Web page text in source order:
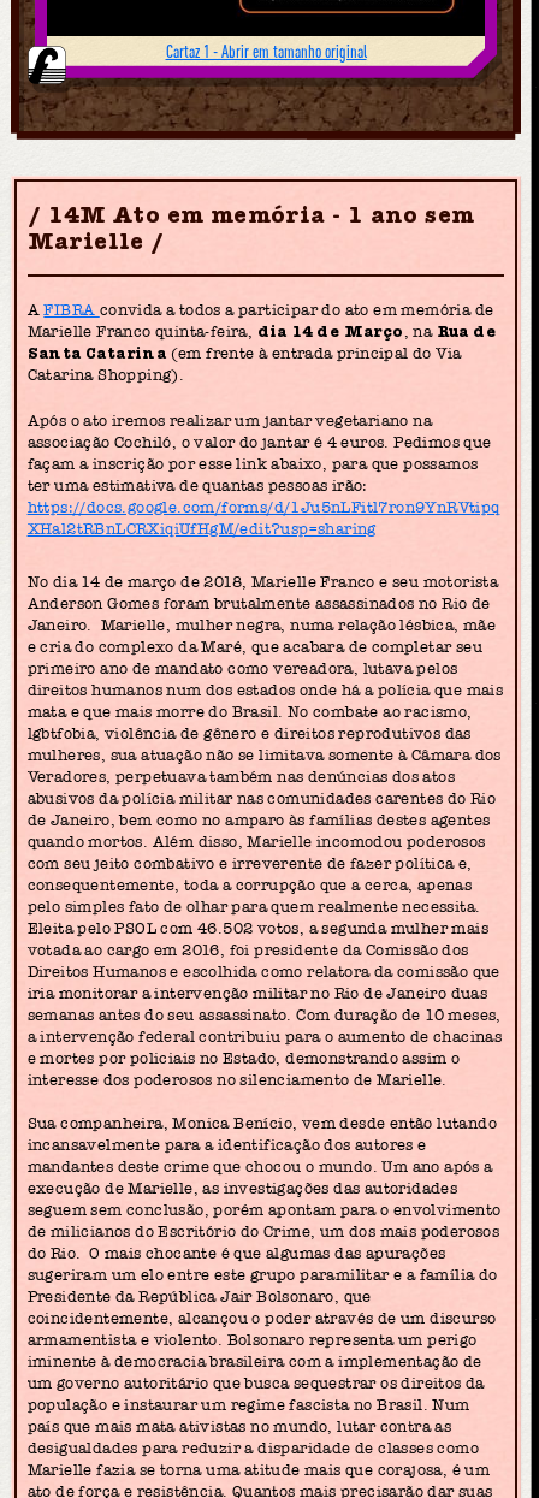
Cartaz 1 - Abrir em tamanho original
14M Ato em memória - 1 ano sem
Marielle
AFIBRA convida a todos a participar do ato em memória de
Marielle Franco quinta-feira, dia 14 de Março, na Rua de
Santa Catarina (em frente à entrada principal do Via
Catarina Shopping).
Após o ato iremos realizar um jantar vegetariano na
associação Cochiló, o valor do jantar é 4 euros. Pedimos que
façam a inscrição por esse link abaixo, para que possamos
ter uma estimativa de quantas pessoas irão:
https://docs.google.com/forms/d/1Ju5nLFitl7ron9YnRVtipq
XHal2tRBnLCRXiqiUfHgM/edit?usp=sharing
No dia 14 de março de 2018, Marielle Franco e seu motorista
Anderson Gomes foram brutalmente assassinados no Rio de
Janeiro. Marielle, mulher negra, numa relação lésbica, mãe
e cria do complexo da Maré, que acabara de completar seu
primeiro ano de mandato como vereadora, lutava pelos
direitos humanos num dos estados onde há a polícia que mais
mata e que mais morre do Brasil. No combate ao racismo,
lgbtfobia, violência de gênero e direitos reprodutivos das
mulheres, sua atuação não se limitava somente à Câmara dos
Veradores, perpetuava também nas denúncias dos atos
abusivos da polícia militar nas comunidades carentes do Rio
de Janeiro, bem como no amparo às famílias destes agentes
quando mortos. Além disso, Marielle incomodou poderosos
com seu jeito combativo e irreverente de fazer política e,
consequentemente, toda a corrupção que a cerca, apenas
pelo simples fato de olhar para quem realmente necessita.
Eleita pelo PSOL com 46.502 votos, a segunda mulher mais
votada ao cargo em 2016, foi presidente da Comissão dos
Direitos Humanos e escolhida como relatora da comissão que
iria monitorar a intervenção militar no Rio de Janeiro duas
semanas antes do seu assassinato. Com duração de 10 meses,
a intervenção federal contribuiu para o aumento de chacinas
e mortes por policiais no Estado, demonstrando assim o
interesse dos poderosos no silenciamento de Marielle.
Sua companheira, Monica Benício, vem desde então lutando
incansavelmente para a identificação dos autores e
mandantes deste crime que chocou o mundo. Um ano após a
execução de Marielle, as investigações das autoridades
seguem sem conclusão, porém apontam para o envolvimento
de milicianos do Escritório do Crime, um dos mais poderosos
do Rio. O mais chocante é que algumas das apurações
sugeriram um elo entre este grupo paramilitar e a família do
Presidente da República Jair Bolsonaro, que
coincidentemente, alcançou o poder através de um discurso
armamentista e violento. Bolsonaro representa um perigo
iminente à democracia brasileira com a implementação de
um governo autoritário que busca sequestrar os direitos da
população e instaurar um regime fascista no Brasil. Num
país que mais mata ativistas no mundo, lutar contra as
desigualdades para reduzir a disparidade de classes como
Marielle fazia se torna uma atitude mais que corajosa, é um
ato de força e resistência. Quantos mais precisarão dar suas